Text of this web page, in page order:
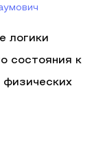
логики
состояния к